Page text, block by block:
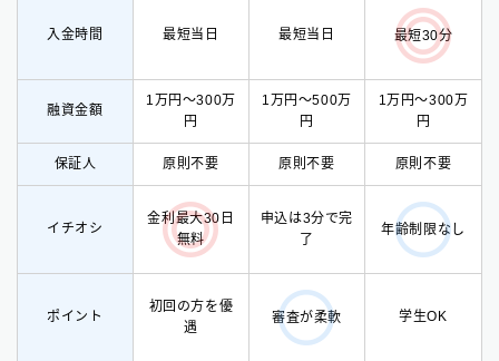
入金時間 最短当日 最短当日 最短30分
融資金額
1万円〜300万
円
1万円〜500万
円
1万円〜300万
円
保証人 原則不要 原則不要 原則不要
イチオシ
金利最大30日
無料
申込は3分で完
了
年齢制限なし
ポイント
初回の方を優
遇
審査が柔軟 学生OK